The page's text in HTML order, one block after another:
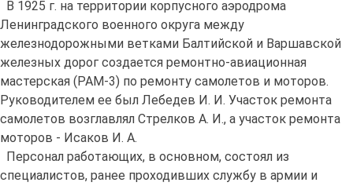
В 1925 г. на территории корпусного аэродрома
Ленинградского военного округа между
железнодорожными ветками Балтийской и Варшавской
железных дорог создается ремонтно-авиационная
мастерская (РАМ-3) по ремонту самолетов и моторов.
Руководителем ее был Лебедев И. И. Участок ремонта
самолетов возглавлял Стрелков А. И., а участок ремонта
моторов - Исаков И. А.
Персонал работающих, в основном, состоял из
специалистов, ранее проходивших службу в армии и